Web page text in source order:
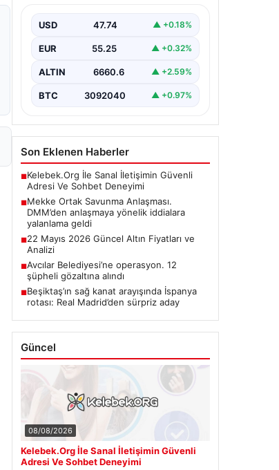
iddialara yalanlama geldi
USD 47.74 ▲ +0.18%
EUR 55.25 ▲ +0.32%
ALTIN 6660.6 ▲ +2.59%
BTC 3092040 ▲ +0.97%
Son Eklenen Haberler
■Kelebek.Org İle Sanal İletişimin Güvenli
Adresi Ve Sohbet Deneyimi
■Mekke Ortak Savunma Anlaşması.
DMM’den anlaşmaya yönelik iddialara
yalanlama geldi
■22 Mayıs 2026 Güncel Altın Fiyatları ve
Analizi
■Avcılar Belediyesi’ne operasyon. 12
şüpheli gözaltına alındı
■Beşiktaş’ın sağ kanat arayışında İspanya
rotası: Real Madrid’den sürpriz aday
Güncel
08/08/2026
Kelebek.Org İle Sanal İletişimin Güvenli
Adresi Ve Sohbet Deneyimi